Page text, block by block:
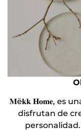
𝐌ë𝐤𝐤 𝐇𝐨𝐦𝐞, es
disfrutan de